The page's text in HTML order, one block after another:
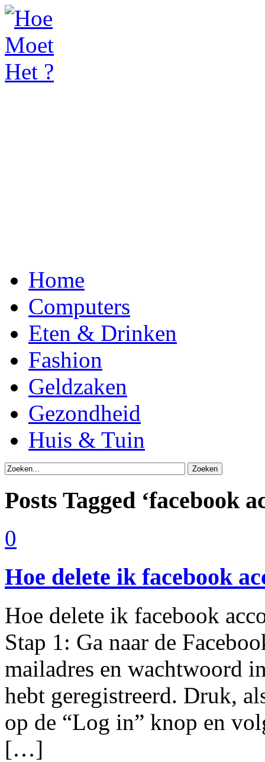
Home
Computers
Eten & Drinken
Fashion
Geldzaken
Gezondheid
Huis & Tuin
Posts Tagged ‘facebook
0
Hoe delete ik facebook
Hoe delete ik facebook
Stap 1: Ga naar de
mailadres en wachtwoord
hebt geregistreerd. Druk,
op de “Log in” knop en
[…]